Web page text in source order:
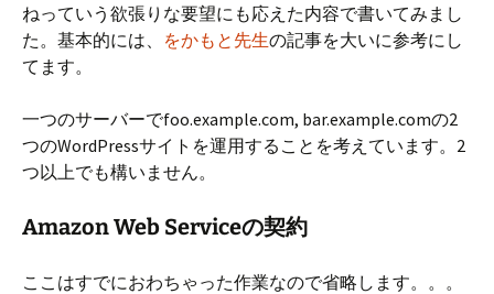
ねっていう欲張りな要望にも応えた内容で書いてみまし
た。基本的には、 をかもと先生の記事を大いに参考にし
てます。
一つのサーバーでfoo.example.com, bar.example.comの2
つのWordPressサイトを運用することを考えています。2
つ以上でも構いません。
Amazon Web Serviceの契約
ここはすでにおわちゃった作業なので省略します。。。